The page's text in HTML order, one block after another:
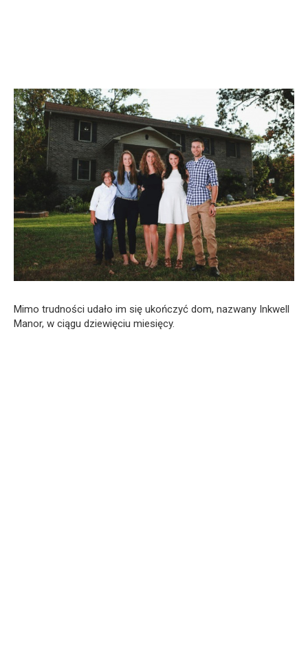
Mimo trudności udało im się ukończyć dom, nazwany Inkwell
Manor, w ciągu dziewięciu miesięcy.